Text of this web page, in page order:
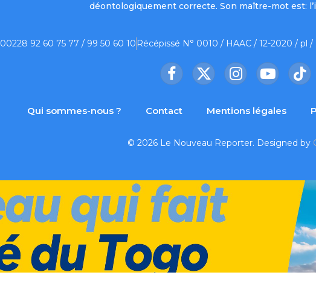
déontologiquement correcte. Son maître-mot est:
00228 92 60 75 77 / 99 50 60 10 Récépissé N° 0010 / HAAC / 12-2020 / pl /
Facebook
X
InstagramYouTube
Qui sommes-nous ? Contact Mentions légales
© 2026 Le Nouveau Reporter. Designed by